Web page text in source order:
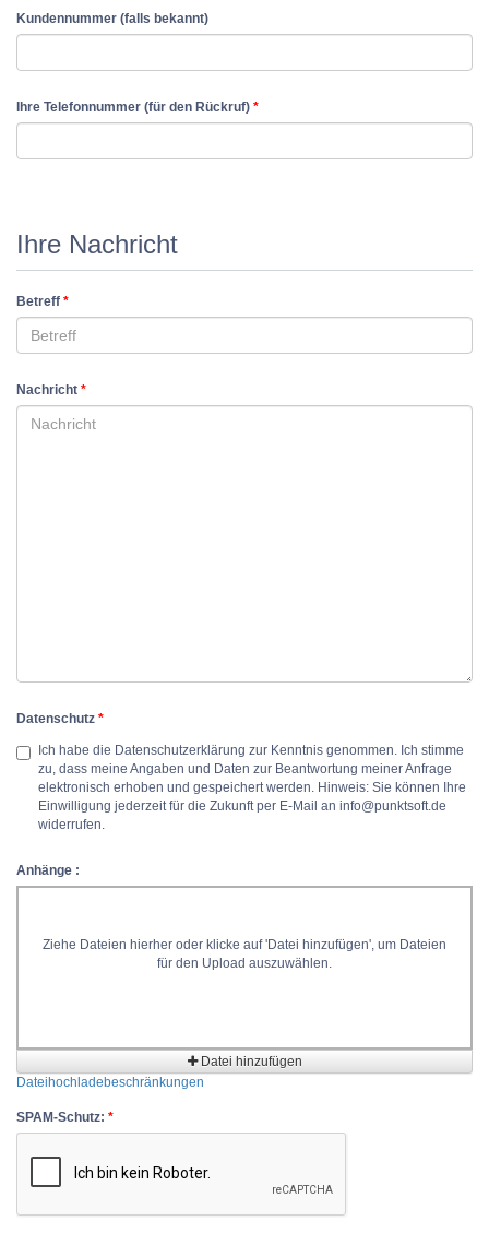
Kundennummer (falls bekannt)
Ihre Telefonnummer (für den Rückruf) *
Ihre Nachricht
Betreff *
Nachricht *
Datenschutz *
Ich habe die Datenschutzerklärung zur Kenntnis genommen. Ich stimme
zu, dass meine Angaben und Daten zur Beantwortung meiner Anfrage
elektronisch erhoben und gespeichert werden. Hinweis: Sie können Ihre
Einwilligung jederzeit für die Zukunft per E-Mail an info@punktsoft.de
widerrufen.
Anhänge :
Ziehe Dateien hierher oder klicke auf 'Datei hinzufügen', um Dateien
für den Upload auszuwählen.
Datei hinzufügen
Dateihochladebeschränkungen
SPAM-Schutz: *